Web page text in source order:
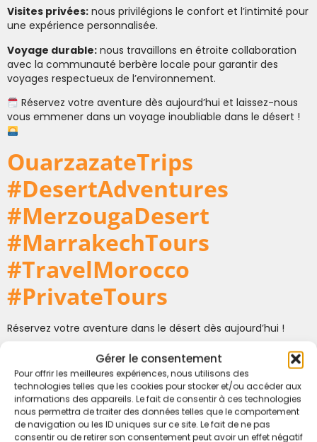
Gérer le consentement
Pour offrir les meilleures expériences, nous utilisons des
technologies telles que les cookies pour stocker et/ou accéder aux
informations des appareils. Le fait de consentir à ces technologies
nous permettra de traiter des données telles que le comportement
de navigation ou les ID uniques sur ce site. Le fait de ne pas
consentir ou de retirer son consentement peut avoir un effet négatif
Visites privées: nous privilégions le confort et l’intimité pour
une expérience personnalisée.
Voyage durable: nous travaillons en étroite collaboration
avec la communauté berbère locale pour garantir des
voyages respectueux de l’environnement.
Réservez votre aventure dès aujourd’hui et laissez-nous
vous emmener dans un voyage inoubliable dans le désert !
OuarzazateTrips
#DesertAdventures
#MerzougaDesert
#MarrakechTours
#TravelMorocco
#PrivateTours
Réservez votre aventure dans le désert dès aujourd’hui !
Que vous prévoyiez une courte escapade ou un voyage plus
long à travers les paysages emblématiques du Maroc, nos
circuits vous promettent une expérience inoubliable.
Contactez-nous pour commencer à planifier votre
aventure !